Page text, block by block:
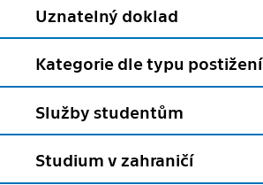
Uznatelný doklad
Kategorie dle typu postižení
Služby studentům
Studium v zahraničí